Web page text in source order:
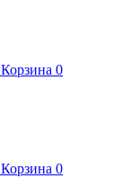
Корзина 0
Корзина 0